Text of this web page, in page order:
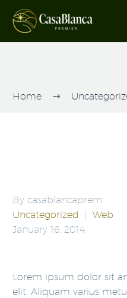
BLOG POST
Home
By casablancaprem
Uncategorized
Web
January 16, 2014
Lorem ipsum dolor sit
elit. Aliquam varius